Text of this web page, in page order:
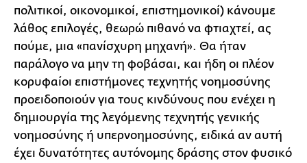
πολιτικοί, οικονομικοί, επιστημονικοί) κάνουμε
λάθος επιλογές, θεωρώ πιθανό να φτιαχτεί, ας
πούμε, μια «πανίσχυρη μηχανή». Θα ήταν
παράλογο να μην τη φοβάσαι, και ήδη οι πλέον
κορυφαίοι επιστήμονες τεχνητής νοημοσύνης
προειδοποιούν για τους κινδύνους που ενέχει η
δημιουργία της λεγόμενης τεχνητής γενικής
νοημοσύνης ή υπερνοημοσύνης, ειδικά αν αυτή
έχει δυνατότητες αυτόνομης δράσης στον φυσικό